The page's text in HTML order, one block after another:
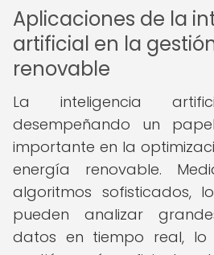
Aplicaciones de la
artificial en la
renovable
La inteligencia
desempeñando un
importante en la
energía renovable.
algoritmos sofisticados,
pueden analizar
datos en tiempo real, lo